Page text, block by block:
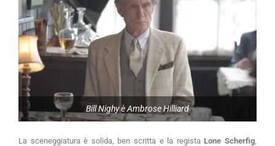
Bill Nighy è Ambrose Hilliard
La sceneggiatura è solida, ben scritta e la regista Lone Scherfig